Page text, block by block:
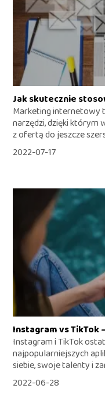
Jak skutecznie
Marketing internetowy
narzędzi, dzięki
z ofertą do jeszcze
2022-07-17
Instagram vs TikTok
Instagram i TikTok
najpopularniejszych
siebie, swoje talenty i
2022-06-28